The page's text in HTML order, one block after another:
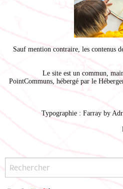
Sauf mention contraire, les contenus
Le site est un commun,
PointCommuns , hébergé par le
Typographie : Farray by